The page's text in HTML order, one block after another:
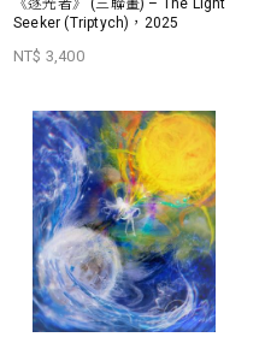
《逐光者》 (三聯畫) – The Light
Seeker (Triptych)，2025
NT$ 3,400